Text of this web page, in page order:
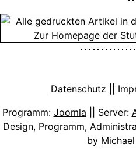
Datenschutz ||
Programm: Joomla || Server:
Design, Programm,
by